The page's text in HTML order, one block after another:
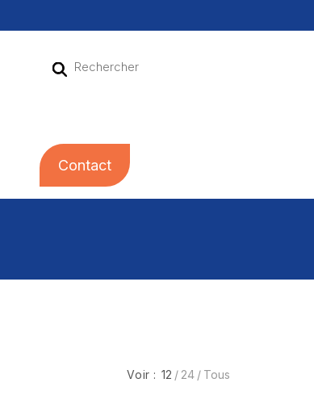
Contact
Voir : 12 24 Tous